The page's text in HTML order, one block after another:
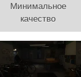
Минимальное
качество